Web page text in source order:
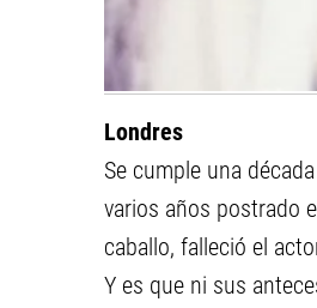
Londres
Se cumple una
varios años postrado
caballo, falleció el
Y es que ni sus